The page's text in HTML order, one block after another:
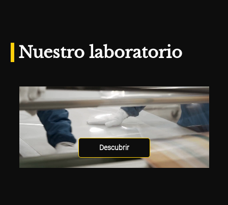
Nuestro laboratorio
Descubrir